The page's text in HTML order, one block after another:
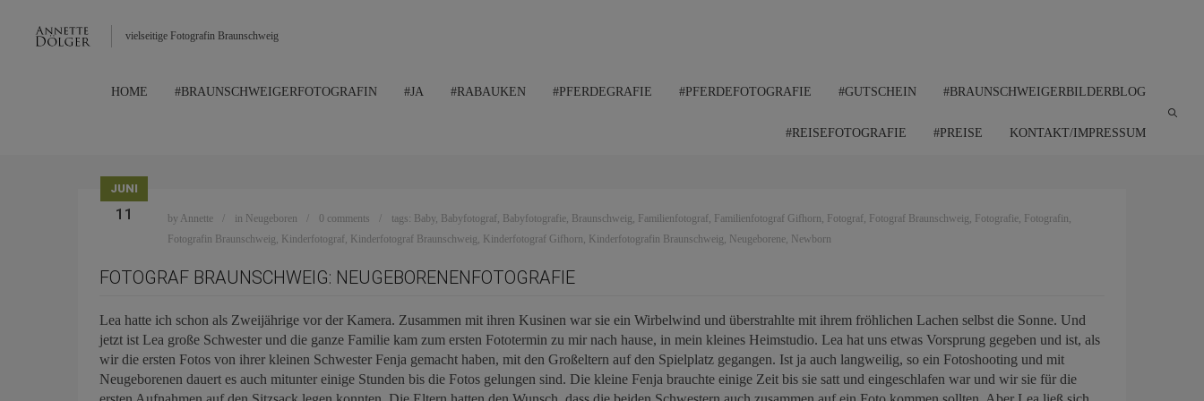
vielseitige Fotografin Braunschweig
HOME #BRAUNSCHWEIGERFOTOGRAFIN #JA #RABAUKEN #PFERDEGRAFIE #PFERDEFOTOGRAFIE #GUTSCHEIN #BRAUNSCHWEIGERBILDERBLOG
#REISEFOTOGRAFIE #PREISE KONTAKT/IMPRESSUM
JUNI
11 by Annette in Neugeboren 0 comments tags: Baby, Babyfotograf, Babyfotografie, Braunschweig, Familienfotograf, Familienfotograf Gifhorn, Fotograf, Fotograf Braunschweig, Fotografie, Fotografin,
Fotografin Braunschweig, Kinderfotograf, Kinderfotograf Braunschweig, Kinderfotograf Gifhorn, Kinderfotografin Braunschweig, Neugeborene, Newborn
FOTOGRAF BRAUNSCHWEIG: NEUGEBORENENFOTOGRAFIE
Lea hatte ich schon als Zweijährige vor der Kamera. Zusammen mit ihren Kusinen war sie ein Wirbelwind und überstrahlte mit ihrem fröhlichen Lachen selbst die Sonne. Und
jetzt ist Lea große Schwester und die ganze Familie kam zum ersten Fototermin zu mir nach hause, in mein kleines Heimstudio. Lea hat uns etwas Vorsprung gegeben und ist, als
wir die ersten Fotos von ihrer kleinen Schwester Fenja gemacht haben, mit den Großeltern auf den Spielplatz gegangen. Ist ja auch langweilig, so ein Fotoshooting und mit
Neugeborenen dauert es auch mitunter einige Stunden bis die Fotos gelungen sind. Die kleine Fenja brauchte einige Zeit bis sie satt und eingeschlafen war und wir sie für die